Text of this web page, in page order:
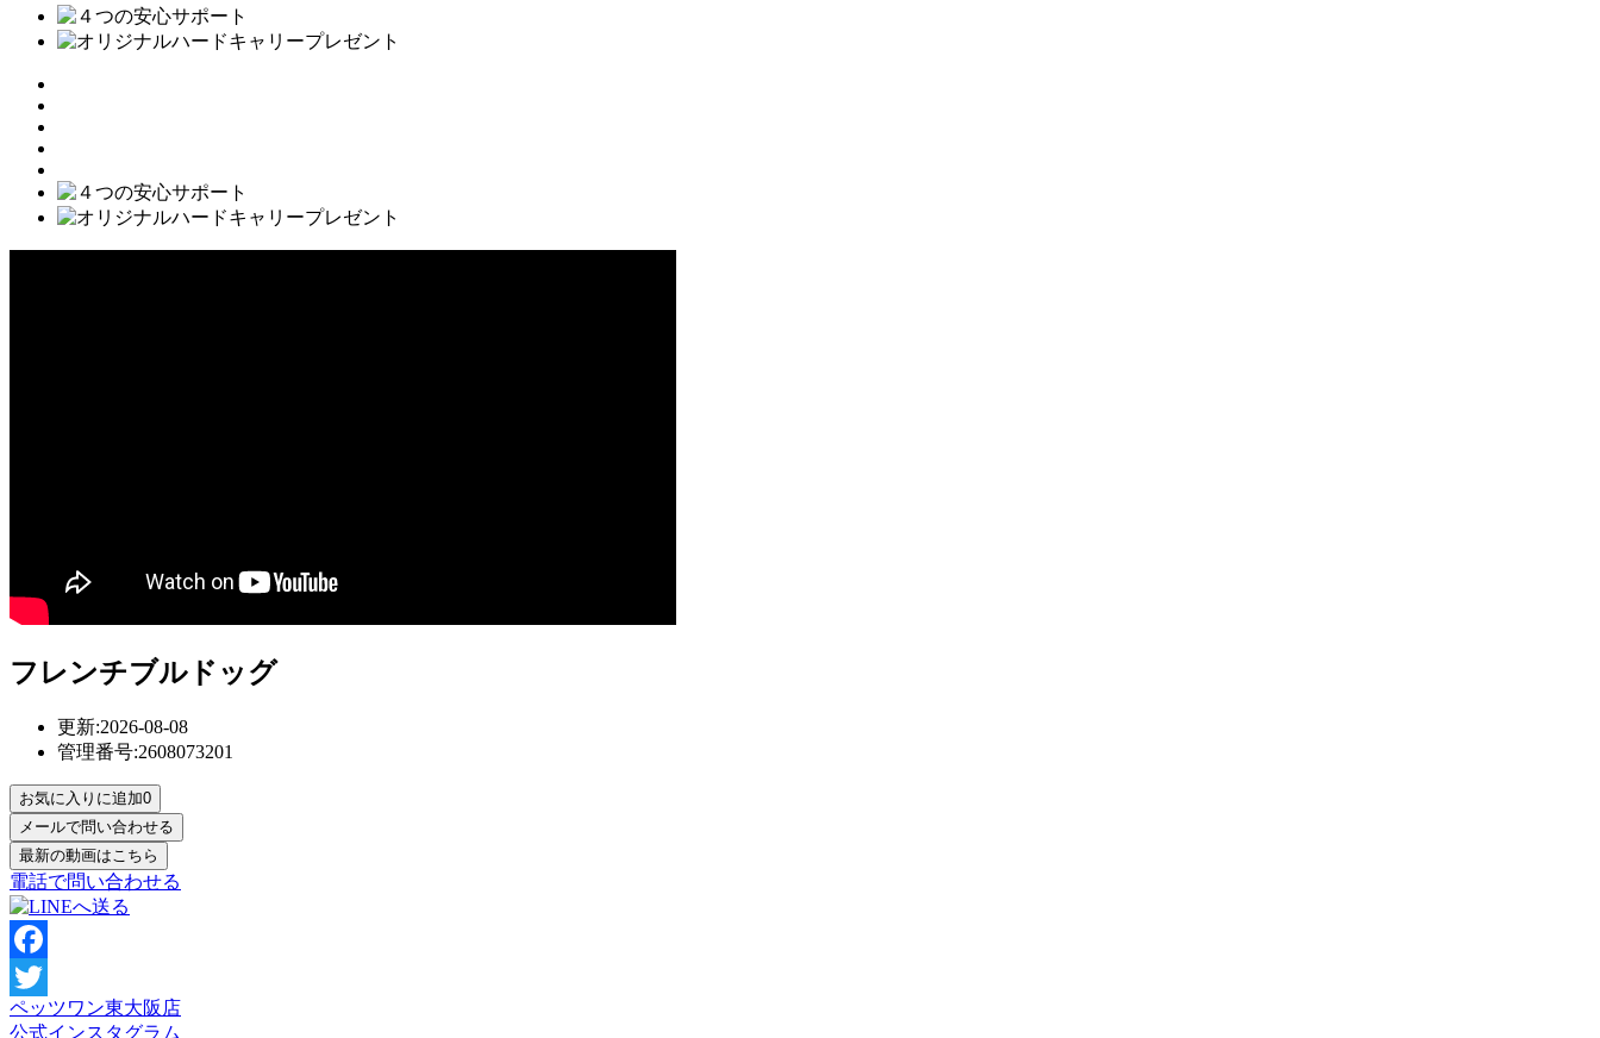
フレンチブルドッグ
更新:2026-08-08
管理番号:2608073201
お気に入りに追加0
電話で問い合わせる
Facebook
Twitter
ペッツワン東大阪店
公式インスタグラム